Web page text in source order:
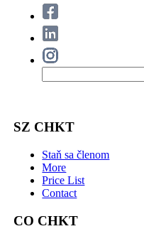
SZ CHKT
Staň sa členom
More
Price List
Contact
CO CHKT